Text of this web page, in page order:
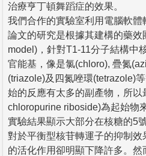
治療亨丁頓舞蹈症的效果。
我們合作的實驗室利用電腦軟
論文的研究是根據其建構的藥
model)，針對T1-11分子結構中
官能基，像是氯(chloro), 疊氮
(triazole)及四氮唑環(tetrazole)
始的反應有太多的副產物，所
chloropurine riboside)為起始物
實驗結果顯示大部分在核糖的5
對於平衡型核苷轉運子的抑制
的活化作用卻明顯下降許多。